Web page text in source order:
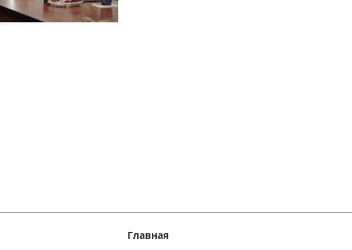
Главная